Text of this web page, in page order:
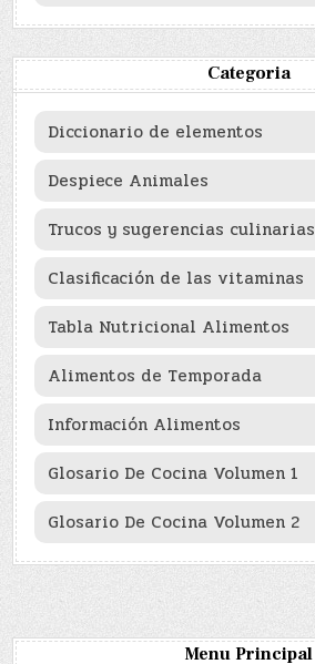
Categoria
Diccionario de elementos
Despiece Animales
Trucos y sugerencias culinarias
Clasificación de las vitaminas
Tabla Nutricional Alimentos
Alimentos de Temporada
Información Alimentos
Glosario De Cocina Volumen 1
Glosario De Cocina Volumen 2
Menu Principal